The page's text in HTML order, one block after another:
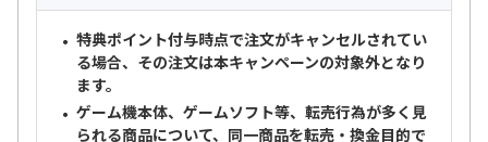
特典ポイント付与時点で注文がキャンセルされてい
る場合、その注文は本キャンペーンの対象外となり
ます。
ゲーム機本体、ゲームソフト等、転売行為が多く見
られる商品について、 同一商品を転売・換金目的で